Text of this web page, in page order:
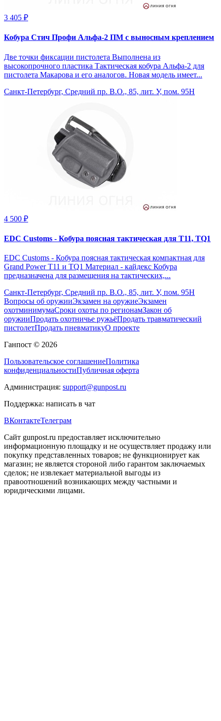
3 405 ₽
Кобура Стич Профи Альфа-2 ПМ с выносным креплением
Две точки фиксации пистолета Выполнена из
высокопрочного пластика Тактическая кобура Альфа-2 для
пистолета Макарова и его аналогов. Новая модель имеет...
Санкт-Петербург, Средний пр. В.О., 85, лит. У, пом. 95Н
4 500 ₽
EDC Customs - Кобура поясная тактическая для T11, TQ1
EDC Customs - Кобура поясная тактическая компактная для
Grand Power T11 и TQ1 Материал - кайдекс Кобура
предназначена для размещения на тактических,...
Санкт-Петербург, Средний пр. В.О., 85, лит. У, пом. 95Н
Вопросы об оружииЭкзамен на оружиеЭкзамен
охотминимумаСроки охоты по регионамЗакон об
оружииПродать охотничье ружьёПродать травматический
пистолетПродать пневматикуО проекте
Ганпост © 2026
Пользовательское соглашениеПолитика
конфиденциальностиПубличная оферта
Администрация: support@gunpost.ru
Поддержка: написать в чат
ВКонтактеТелеграм
Сайт gunpost.ru предоставляет исключительно
информационную площадку и не осуществляет продажу или
покупку представленных товаров; не функционирует как
магазин; не является стороной либо гарантом заключаемых
сделок; не извлекает материальной выгоды из
правоотношений возникающих между частными и
юридическими лицами.